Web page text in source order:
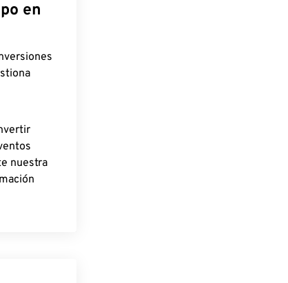
en
nuestra